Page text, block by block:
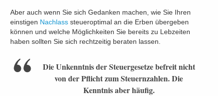
Aber auch wenn Sie sich Gedanken machen, wie Sie Ihren
einstigen Nachlass steueroptimal an die Erben übergeben
können und welche Möglichkeiten Sie bereits zu Lebzeiten
haben sollten Sie sich rechtzeitig beraten lassen.
Die Unkenntnis der Steuergesetze befreit nicht
von der Pflicht zum Steuernzahlen. Die
Kenntnis aber häufig.